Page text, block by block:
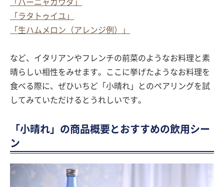
「バーニャカウダ」
「ラタトゥイユ」
「生ハムメロン（アレンジ例）」
など、イタリアンやフレンチの前菜のようなお料理と素
晴らしい相性をみせます。ここに挙げたようなお料理を
食べる際に、ぜひいちど「小晴れ」とのペアリングを試
してみていただけるとうれしいです。
「小晴れ」の商品概要とおすすめの飲用シー
ン